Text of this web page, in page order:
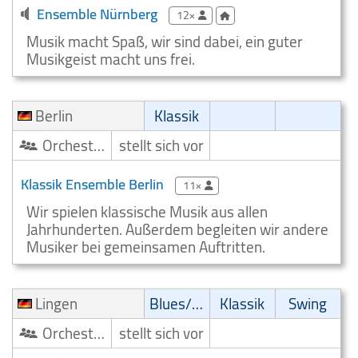
Ensemble Nürnberg 12×
Musik macht Spaß, wir sind dabei, ein guter
Musikgeist macht uns frei.
Berlin
Klassik
Orchester/Ensemble
stellt sich vor
Klassik Ensemble Berlin 11×
Wir spielen klassische Musik aus allen
Jahrhunderten. Außerdem begleiten wir andere
Musiker bei gemeinsamen Auftritten.
Lingen
Blues/Swing Klassik
Swing
Orchester/Ensemble
stellt sich vor